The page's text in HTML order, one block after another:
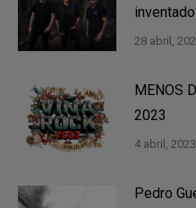
inventado
28 abril,
MENOS
2023
4 abril, 2023
Pedro